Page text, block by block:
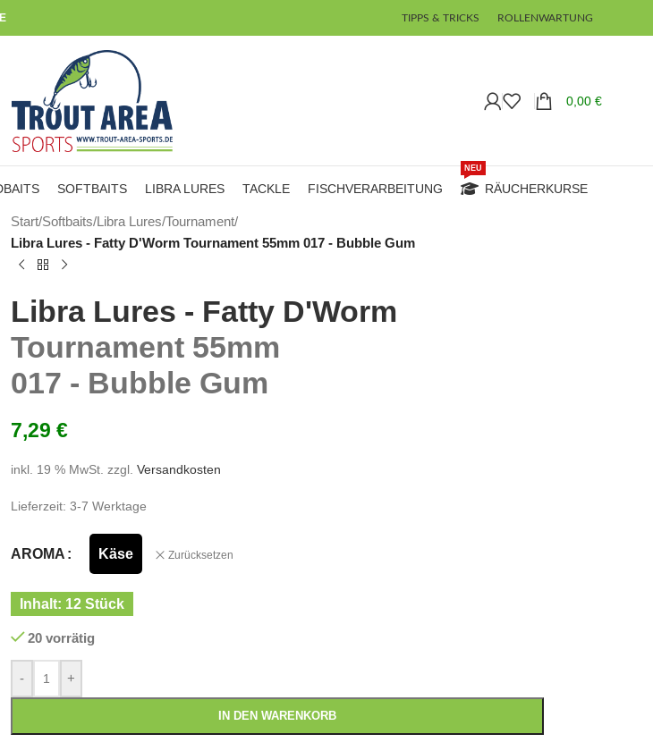
TIPPS & TRICKS ROLLENWARTUNG
0,00 €
SOFTBAITS LIBRA LURES TACKLE FISCHVERARBEITUNG RÄUCHERKURSE
NEU
Start/Softbaits/Libra Lures/Tournament/
Libra Lures - Fatty D'Worm Tournament 55mm 017 - Bubble Gum
Libra Lures - Fatty D'Worm
Tournament 55mm
017 - Bubble Gum
7,29 €
inkl. 19 % MwSt. zzgl. Versandkosten
Lieferzeit: 3-7 Werktage
AROMA Käse Zurücksetzen
Inhalt: 12 Stück
20 vorrätig
- +
IN DEN WARENKORB